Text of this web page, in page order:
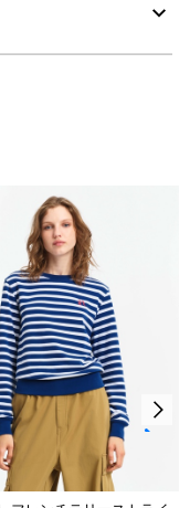
。
。：通常の処理
着用サイズ 38
用サイズ 38
/キルティングバッ
身丈
54
56 39
60 43